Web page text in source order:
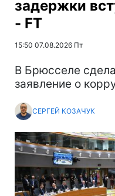
задержки
- FT
15:50 07.08.2026 Пт
В Брюсселе
заявление о
СЕРГЕЙ КОЗАЧУК